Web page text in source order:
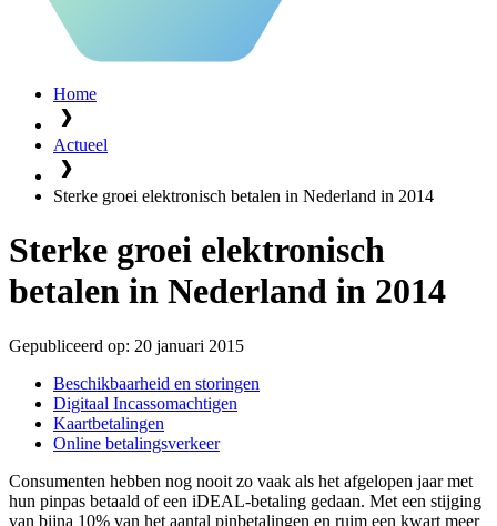
Home
Actueel
Sterke groei elektronisch betalen in Nederland in 2014
Sterke groei elektronisch
betalen in Nederland in 2014
Gepubliceerd op: 20 januari 2015
Beschikbaarheid en storingen
Digitaal Incassomachtigen
Kaartbetalingen
Online betalingsverkeer
Consumenten hebben nog nooit zo vaak als het afgelopen jaar met
hun pinpas betaald of een iDEAL-betaling gedaan. Met een stijging
van bijna 10% van het aantal pinbetalingen en ruim een kwart meer